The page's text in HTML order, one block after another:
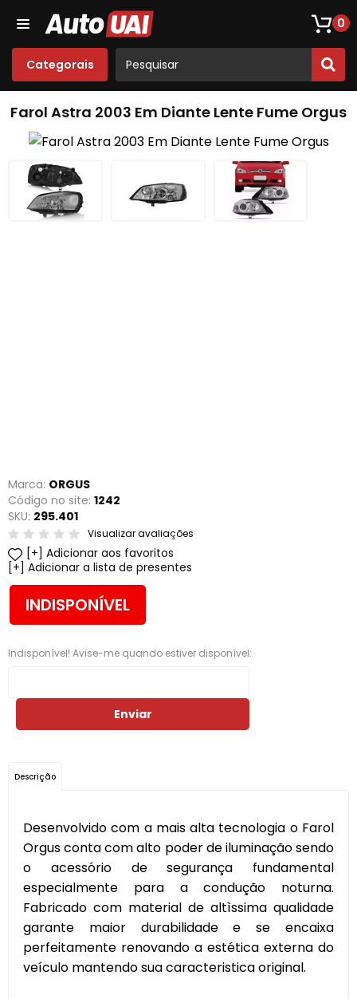
0
Categorais
Loja De Peças De Fusca Som
Farol Astra 2003 Em Diante Lente Fume Orgus
Marca: ORGUS
Código no site: 1242
SKU: 295.401
Visualizar avaliações
Adicionar aos favoritos
Adicionar a lista de presentes
INDISPONÍVEL
Indisponível! Avise-me quando estiver disponível:
Enviar
Descrição
Desenvolvido com a mais alta tecnologia o Farol
Orgus conta com alto poder de iluminação sendo
o acessório de segurança fundamental
especialmente para a condução noturna.
Fabricado com material de altìssima qualidade
garante maior durabilidade e se encaixa
perfeitamente renovando a estética externa do
veículo mantendo sua caracteristica original.